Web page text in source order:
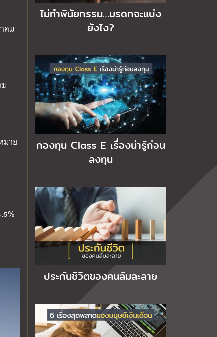
คม
มาย
ไม่ทำพินัยกรรม…มรดกจะแบ่ง
ยังไง?
กองทุน Class E เรื่องน่ารู้ก่อน
ลงทุน
ประกันชีวิตของคนล้มละลาย